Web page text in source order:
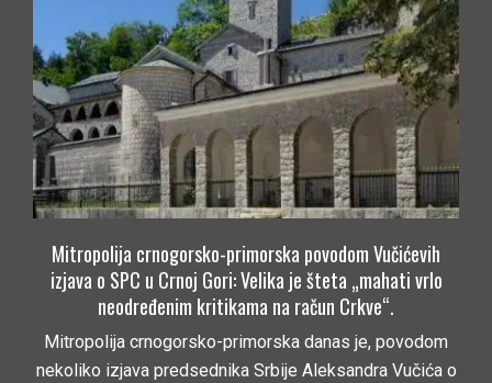
Mitropolija crnogorsko-primorska povodom Vučićevih
izjava o SPC u Crnoj Gori: Velika je šteta „mahati vrlo
neodređenim kritikama na račun Crkve“.
Mitropolija crnogorsko-primorska danas je, povodom
nekoliko izjava predsednika Srbije Aleksandra Vučića o